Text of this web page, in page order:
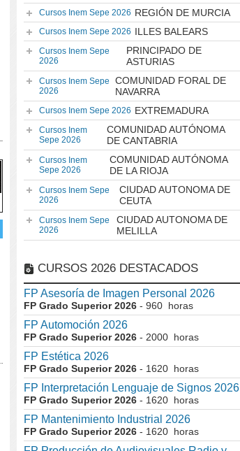
Cursos Inem Sepe 2026 REGIÓN DE MURCIA
Cursos Inem Sepe 2026 ILLES BALEARS
Cursos Inem Sepe
2026
PRINCIPADO DE
ASTURIAS
Cursos Inem Sepe
2026
COMUNIDAD FORAL DE
NAVARRA
Cursos Inem Sepe 2026 EXTREMADURA
Cursos Inem
Sepe 2026
COMUNIDAD AUTÓNOMA
DE CANTABRIA
Cursos Inem
Sepe 2026
COMUNIDAD AUTÓNOMA
DE LA RIOJA
Cursos Inem Sepe
2026
CIUDAD AUTONOMA DE
CEUTA
Cursos Inem Sepe
2026
CIUDAD AUTONOMA DE
MELILLA
CURSOS 2026 DESTACADOS
FP Asesoría de Imagen Personal 2026
FP Grado Superior 2026 - 960 horas
FP Automoción 2026
FP Grado Superior 2026 - 2000 horas
FP Estética 2026
FP Grado Superior 2026 - 1620 horas
FP Interpretación Lenguaje de Signos 2026
FP Grado Superior 2026 - 1620 horas
FP Mantenimiento Industrial 2026
FP Grado Superior 2026 - 1620 horas